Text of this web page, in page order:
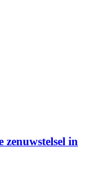
zenuwstelsel in